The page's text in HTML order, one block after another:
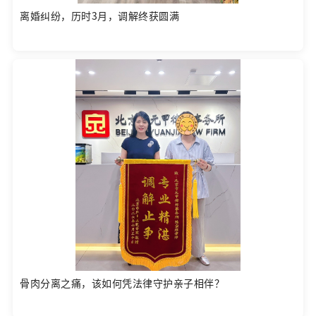
离婚纠纷，历时3月，调解终获圆满
骨肉分离之痛，该如何凭法律守护亲子相伴？